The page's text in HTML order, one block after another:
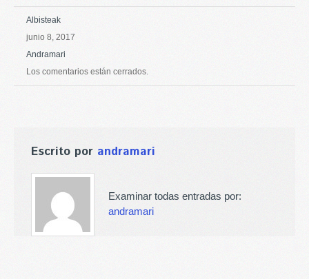
Albisteak
junio 8, 2017
Andramari
Los comentarios están cerrados.
Escrito por andramari
Examinar todas entradas por:
andramari